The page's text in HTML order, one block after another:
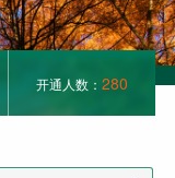
开通人数： 280